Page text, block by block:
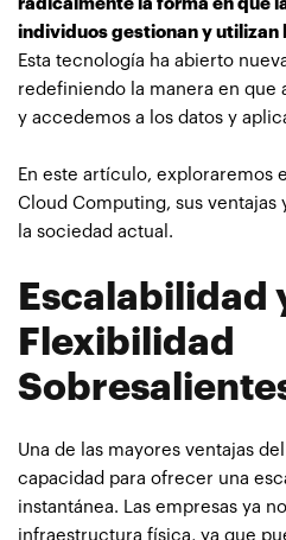
radicalmente la forma en que
individuos gestionan y utilizan
Esta tecnología ha abierto
redefiniendo la manera en que
y accedemos a los datos y
En este artículo, exploraremos
Cloud Computing, sus ventajas
la sociedad actual.
Escalabilidad
Flexibilidad
Una de las mayores ventajas
capacidad para ofrecer una
instantánea. Las empresas ya
infraestructura física, ya que